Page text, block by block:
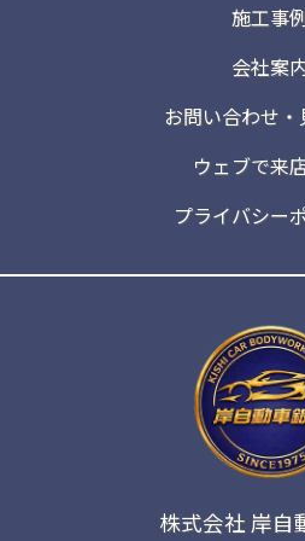
施工事
会社案
お問い合わせ
ウェブで来
プライバシー
株式会社 岸自